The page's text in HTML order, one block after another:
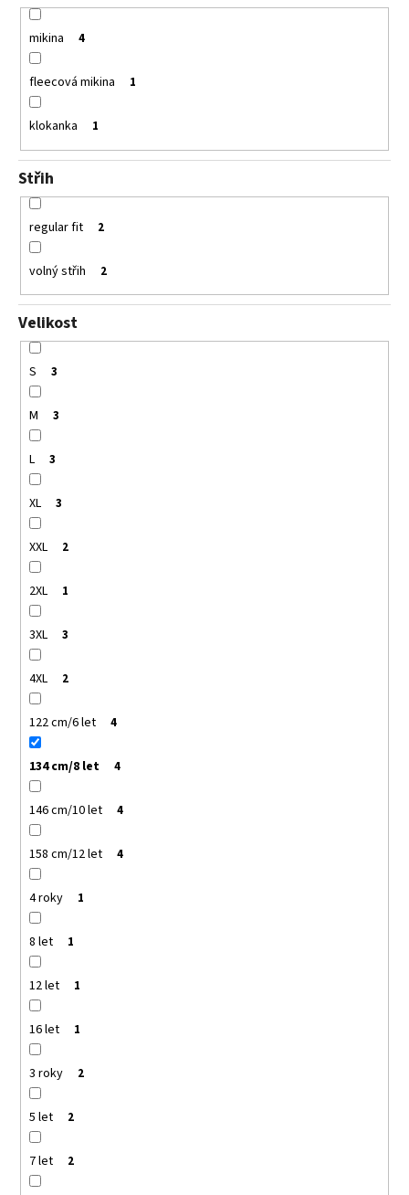
mikina 4
fleecová mikina 1
klokanka 1
Střih
regular fit 2
volný střih 2
Velikost
S 3
M 3
L 3
XL 3
XXL 2
2XL 1
3XL 3
4XL 2
122 cm/6 let 4
134 cm/8 let 4
146 cm/10 let 4
158 cm/12 let 4
4 roky 1
8 let 1
12 let 1
16 let 1
3 roky 2
5 let 2
7 let 2